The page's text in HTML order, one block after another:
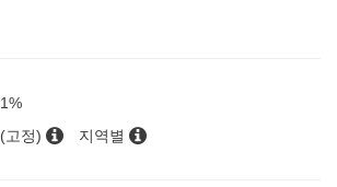
1%
(고정) 지역별